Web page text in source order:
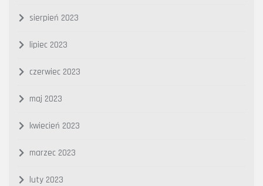
sierpień 2023
lipiec 2023
czerwiec 2023
maj 2023
kwiecień 2023
marzec 2023
luty 2023